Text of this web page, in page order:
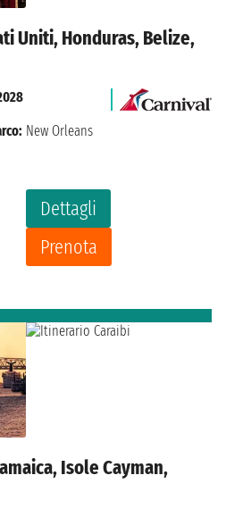
Uniti, Honduras, Belize,
Dettagli
Prenota
New Orleans
Isole Cayman,